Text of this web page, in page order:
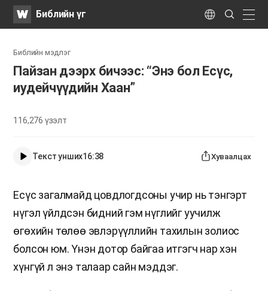
WATVБиблийн үг Language
Search
Submit
Библийн мэдлэг
Пайзан дээрх бичээс: “Энэ бол Есүс,
иудейчүүдийн Хаан”
116,276 үзэлт
Текст унших16:38 Хуваалцах
Есүс загалмайд цовдлогдсоны учир нь тэнгэрт
нүгэл үйлдсэн бидний гэм нүглийг уучилж
өгөхийн төлөө эвлэрүүллийн тахилын золиос
болсон юм. Үнэн дотор байгаа итгэгч нар хэн
хүнгүй л энэ талаар сайн мэддэг.